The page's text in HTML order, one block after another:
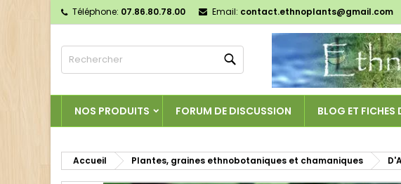
Téléphone: 07.86.80.78.00 Email: contact.ethnoplants@gmail.com
Rechercher
NOS PRODUITS FORUM DE DISCUSSION BLOG ET FICHES
Accueil Plantes, graines ethnobotaniques et chamaniques
Mes listes
add_circle_outline Créer une
Créer une
Nom de la liste
Connexion
Vous devez être
d'envies.